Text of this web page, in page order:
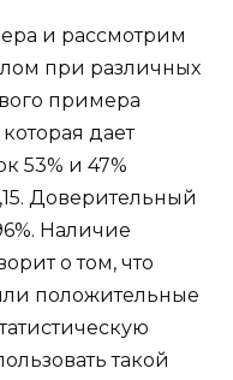
и рассмотрим
при различных
примера
дает
53% и 47%
Доверительный
Наличие
о том, что
положительные
такой